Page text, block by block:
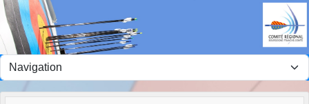
Panneau de gestion des cookies